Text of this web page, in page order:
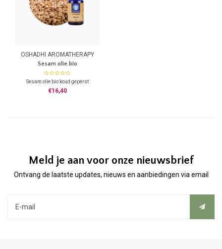
OSHADHI AROMATHERAPY
Sesam olie bio
Sesam olie bio koud geperst
€16,40
Meld je aan voor onze nieuwsbrief
Ontvang de laatste updates, nieuws en aanbiedingen via email